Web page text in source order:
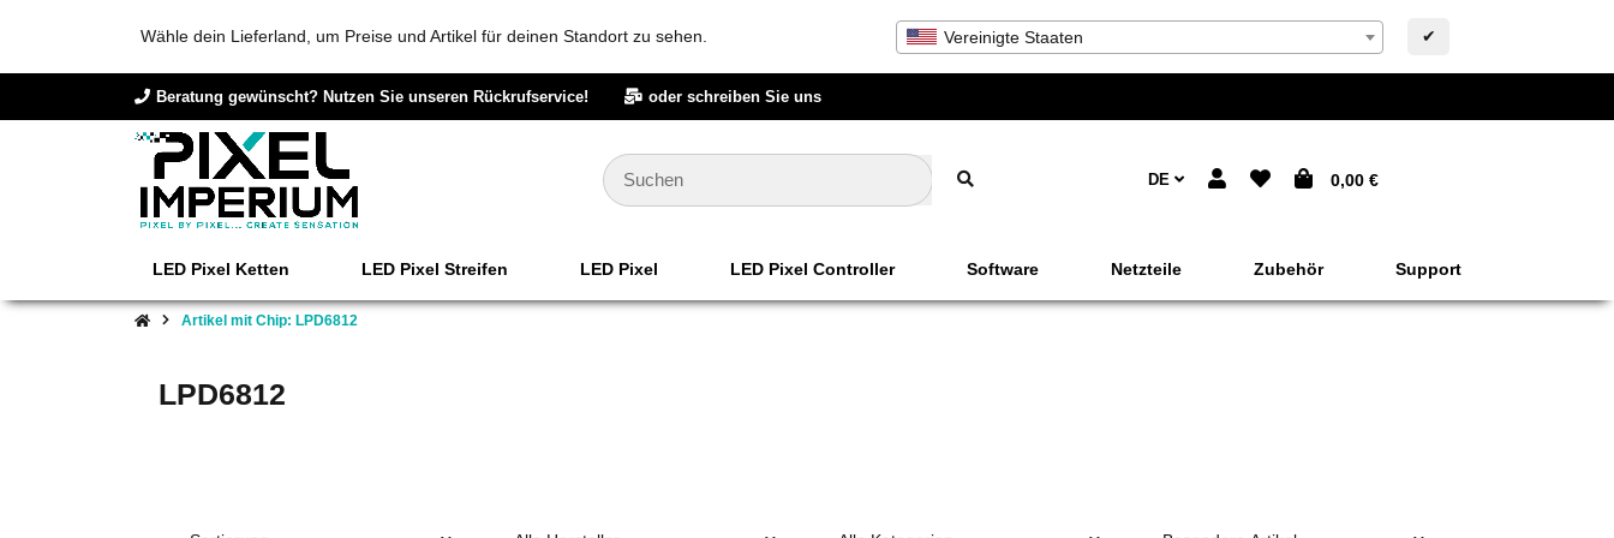
Wähle dein Lieferland, um Preise und Artikel für deinen Standort zu sehen. Vereinigte Staaten ✔
Beratung gewünscht? Nutzen Sie unseren Rückrufservice! oder schreiben Sie uns
DE 0,00 €
LED Pixel Ketten LED Pixel Streifen LED Pixel LED Pixel Controller Software Netzteile Zubehör Support
Artikel mit Chip: LPD6812
LPD6812